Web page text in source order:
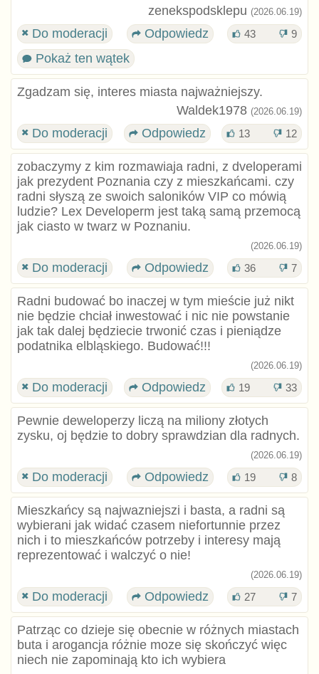
zenekspodsklepu (2026.06.19)
Do moderacji Odpowiedz 43 9
Pokaż ten wątek
Zgadzam się, interes miasta najważniejszy.
Waldek1978 (2026.06.19)
Do moderacji Odpowiedz 13 12
zobaczymy z kim rozmawiaja radni, z dveloperami
jak prezydent Poznania czy z mieszkańcami. czy
radni słyszą ze swoich saloników VIP co mówią
ludzie? Lex Developerm jest taką samą przemocą
jak ciasto w twarz w Poznaniu.
(2026.06.19)
Do moderacji Odpowiedz 36 7
Radni budować bo inaczej w tym mieście już nikt
nie będzie chciał inwestować i nic nie powstanie
jak tak dalej będziecie trwonić czas i pieniądze
podatnika elbląskiego. Budować!!!
(2026.06.19)
Do moderacji Odpowiedz 19 33
Pewnie deweloperzy liczą na miliony złotych
zysku, oj będzie to dobry sprawdzian dla radnych.
(2026.06.19)
Do moderacji Odpowiedz 19 8
Mieszkańcy są najwazniejszi i basta, a radni są
wybierani jak widać czasem niefortunnie przez
nich i to mieszkańców potrzeby i interesy mają
reprezentować i walczyć o nie!
(2026.06.19)
Do moderacji Odpowiedz 27 7
Patrząc co dzieje się obecnie w różnych miastach
buta i arogancja różnie moze się skończyć więc
niech nie zapominają kto ich wybiera